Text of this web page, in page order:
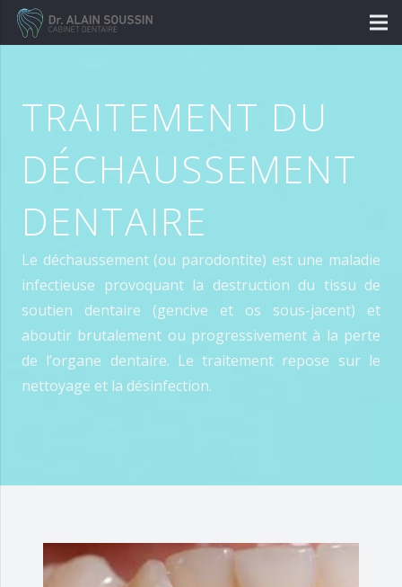
TRAITEMENT DU
DÉCHAUSSEMENT
DENTAIRE
Le déchaussement (ou parodontite) est une maladie
infectieuse provoquant la destruction du tissu de
soutien dentaire (gencive et os sous-jacent) et
aboutir brutalement ou progressivement à la perte
de l’organe dentaire. Le traitement repose sur le
nettoyage et la désinfection.